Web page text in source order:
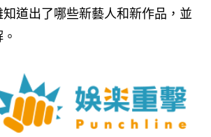
道出了哪些新藝人和新作品，並